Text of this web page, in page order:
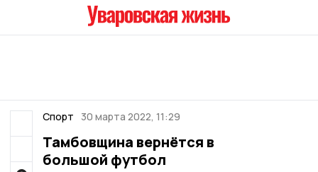
Спорт 30 марта 2022, 11:29
Тамбовщина вернётся в
большой футбол